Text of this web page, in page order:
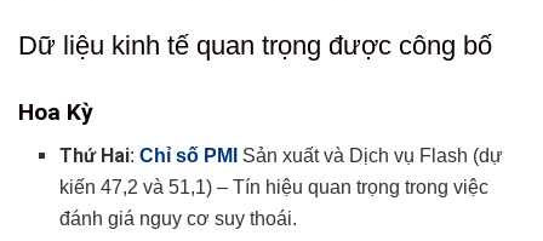
Dữ liệu kinh tế quan trọng được công bố
Hoa Kỳ
Thứ Hai:Chỉ số PMI
Sản xuất và Dịch vụ Flash (dự
kiến 47,2 và 51,1) – Tín hiệu quan trọng trong việc
đánh giá nguy cơ suy thoái.